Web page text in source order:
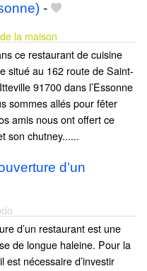
-
la maison
ce restaurant de cuisine
situé au 162 route de Saint-
91700 dans l’Essonne
sommes allés pour fêter
amis nous ont offert ce
son chutney......
d’un
d’un restaurant est une
de longue haleine. Pour la
est nécessaire d’investir